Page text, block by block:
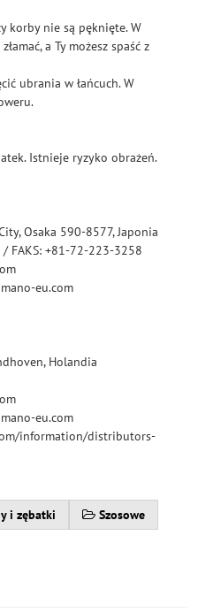
korby nie są pęknięte. W
a Ty możesz spaść z
ubrania w łańcuch. W
Istnieje ryzyko obrażeń.
Osaka 590-8577, Japonia
FAKS: +81-72-223-3258
eu.com
Holandia
eu.com
information/distributors-
i zębatki Szosowe